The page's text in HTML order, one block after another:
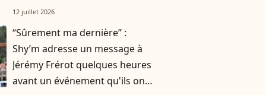
tout autre univers
12 juillet 2026
“Sûrement ma dernière” :
Shy’m adresse un message à
Jérémy Frérot quelques heures
avant un événement qu'ils ont